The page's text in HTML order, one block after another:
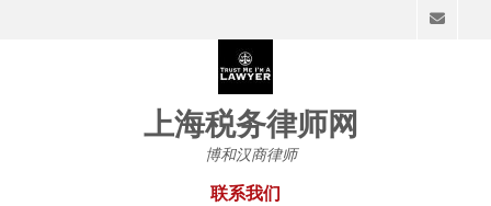
上海税务律师网
博和汉商律师
联系我们